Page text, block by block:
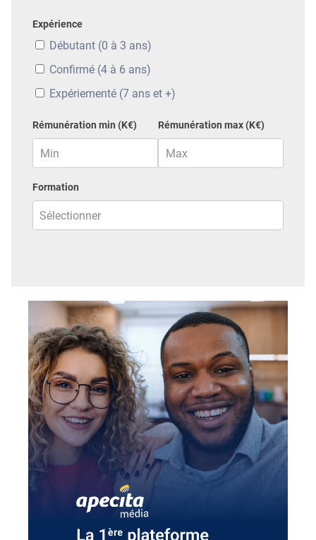
Expérience
Débutant (0 à 3 ans)
Confirmé (4 à 6 ans)
Expériementé (7 ans et +)
Rémunération min (K€) Rémunération max (K€)
Formation